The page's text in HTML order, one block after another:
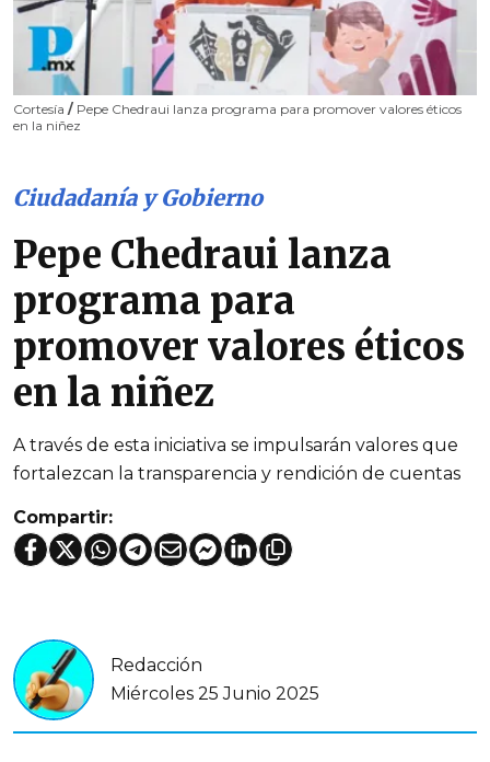
Cortesía / Pepe Chedraui lanza programa para promover valores éticos
en la niñez
Ciudadanía y Gobierno
Pepe Chedraui lanza
programa para
promover valores éticos
en la niñez
A través de esta iniciativa se impulsarán valores que
fortalezcan la transparencia y rendición de cuentas
Compartir:
Redacción
Miércoles 25 Junio 2025